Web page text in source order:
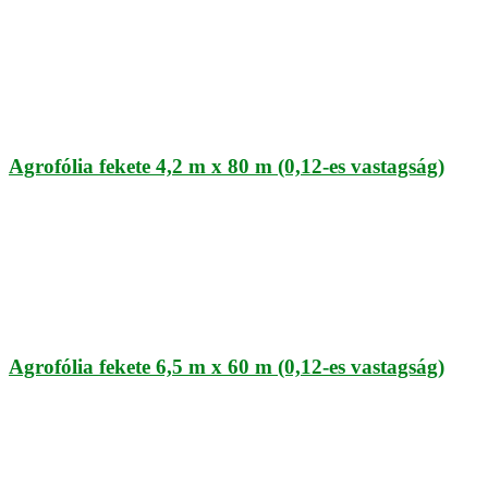
Agrofólia fekete 4,2 m x 80 m (0,12-es vastagság)
Agrofólia fekete 6,5 m x 60 m (0,12-es vastagság)